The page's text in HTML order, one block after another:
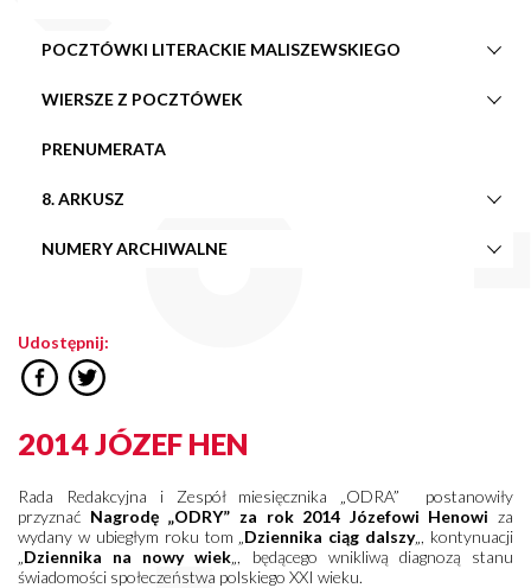
POCZTÓWKI LITERACKIE MALISZEWSKIEGO
WIERSZE Z POCZTÓWEK
PRENUMERATA
8. ARKUSZ
NUMERY ARCHIWALNE
Udostępnij:
2014 JÓZEF HEN
Rada Redakcyjna i Zespół miesięcznika „ODRA” postanowiły
przyznać Nagrodę „ODRY” za rok 2014 Józefowi Henowi za
wydany w ubiegłym roku tom „ Dziennika ciąg dalszy„, kontynuacji
Dziennika na nowy wiek „, będącego wnikliwą diagnozą stanu
świadomości społeczeństwa polskiego XXI wieku.